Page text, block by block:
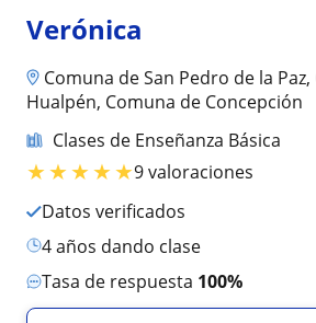
Verónica
Comuna de San Pedro de la
Hualpén, Comuna de Concepción
Clases de Enseñanza Básica
★★★★★9 valoraciones
Datos verificados
4 años dando clase
Tasa de respuesta 100%